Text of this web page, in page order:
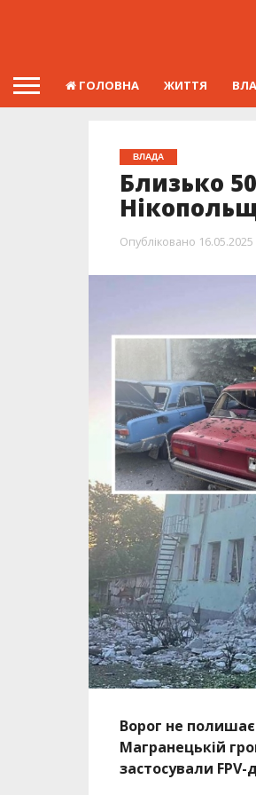
ГОЛОВНА ЖИТТЯ
ВЛАДА
Близько
Опубліковано 16.05.2025
Ворог не
Магранецькій
застосували FPV-